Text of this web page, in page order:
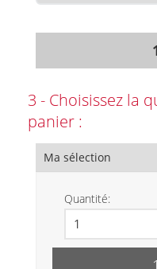
3 - Choisissez la
panier :
Ma sélection
Quantité: